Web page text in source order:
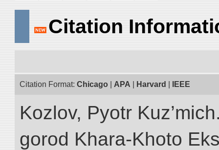
Citation
Citation Format: Chicago APA Harvard IEEE
Kozlov, Pyotr
gorod Khara-Khoto